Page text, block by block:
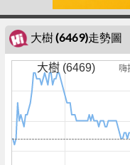
大樹 (6469)走勢圖
大樹 (6469) 嗨